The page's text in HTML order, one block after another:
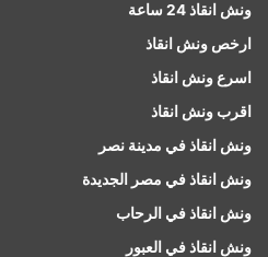
ونش انقاذ 24 ساعة
ارخص ونش انقاذ
اسرع ونش انقاذ
اقرب ونش انقاذ
ونش انقاذ في مدينة نصر
ونش انقاذ في مصر الجديدة
ونش انقاذ في الرحاب
ونش انقاذ في العبور